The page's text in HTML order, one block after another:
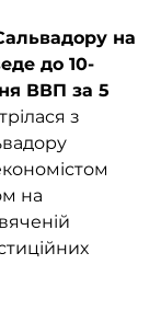
на
до 10-
ВВП за 5
з
на